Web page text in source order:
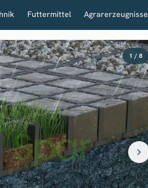
Futtermittel Agrarerzeugnisse
1 / 8